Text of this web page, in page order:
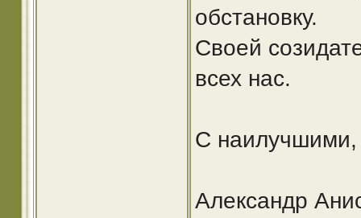
обстановку.
Своей
всех нас.
С наилучшими,
Александр